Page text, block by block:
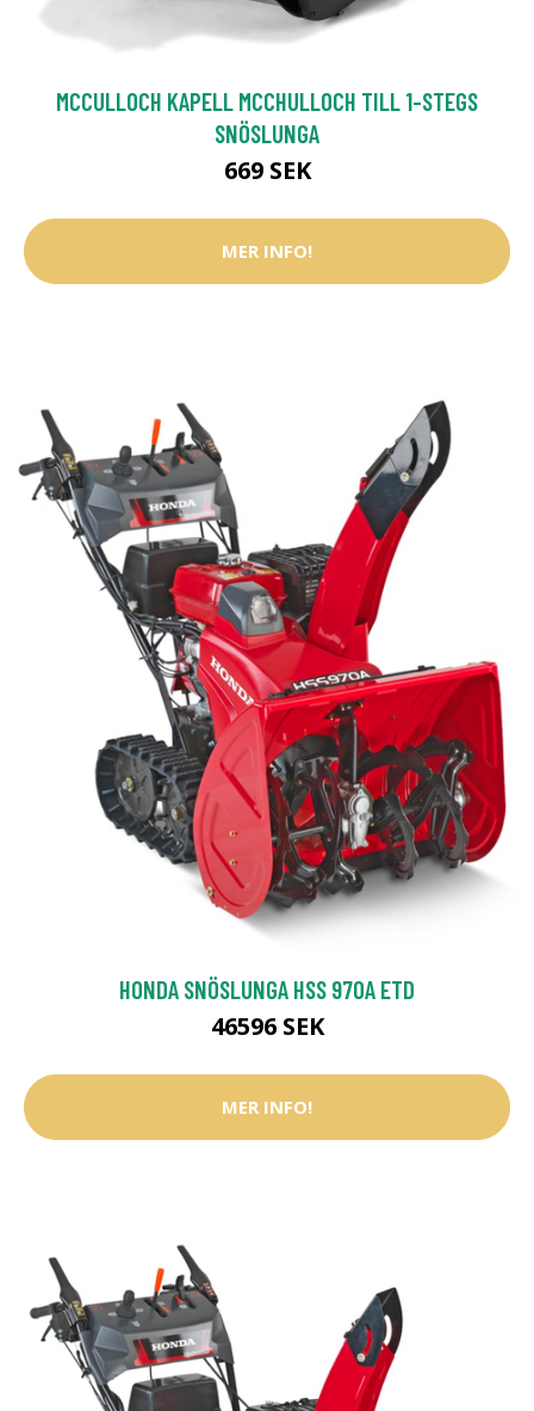
MCCULLOCH KAPELL MCCHULLOCH TILL 1-STEGS
SNÖSLUNGA
669 SEK
MER INFO!
HONDA SNÖSLUNGA HSS 970A ETD
46596 SEK
MER INFO!